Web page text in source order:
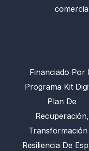
Financiado Por
Programa Kit
Plan De
Recuperación,
Resiliencia De